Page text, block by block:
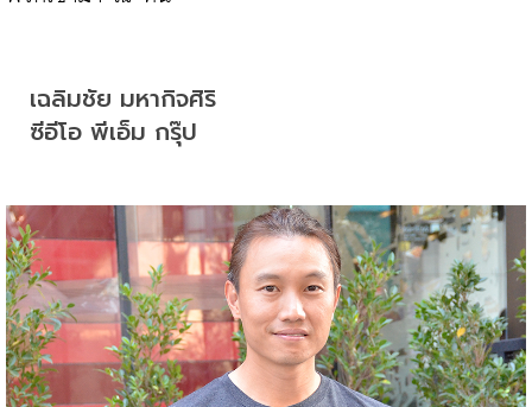
เฉลิมชัย มหากิจศิริ
ซีอีโอ พีเอ็ม กรุ๊ป